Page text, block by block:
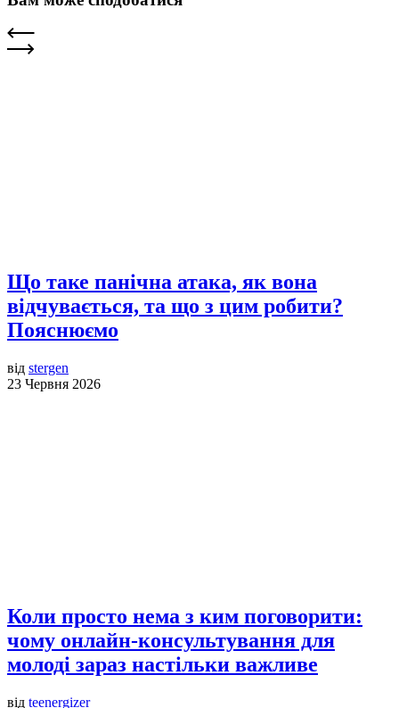
Що таке панічна атака, як вона
відчувається, та що з цим робити?
Пояснюємо
від stergen
23 Червня 2026
Коли просто нема з ким поговорити:
чому онлайн-консультування для
молоді зараз настільки важливе
від teenergizer